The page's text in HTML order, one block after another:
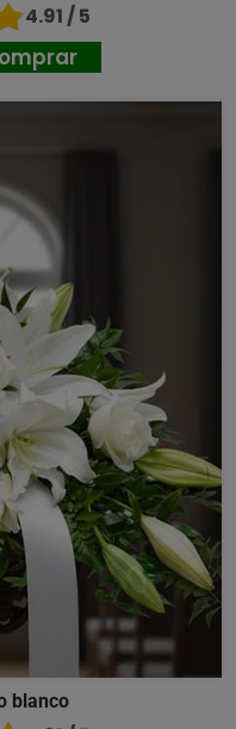
4.91 / 5
blanco